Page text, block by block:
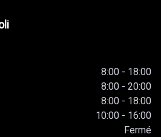
8:00 - 18:00
8:00 - 20:00
8:00 - 18:00
10:00 - 16:00
Fermé